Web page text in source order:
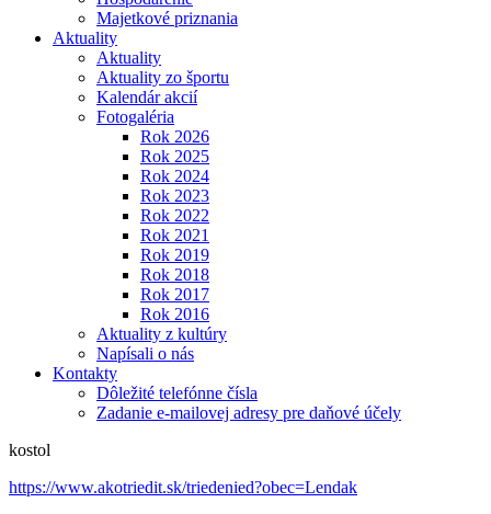
Majetkové priznania
Aktuality
Aktuality
Aktuality zo športu
Kalendár akcií
Fotogaléria
Rok 2026
Rok 2025
Rok 2024
Rok 2023
Rok 2022
Rok 2021
Rok 2019
Rok 2018
Rok 2017
Rok 2016
Aktuality z kultúry
Napísali o nás
Kontakty
Dôležité telefónne čísla
Zadanie e-mailovej adresy pre daňové účely
kostol
https://www.akotriedit.sk/triedenied?obec=Lendak